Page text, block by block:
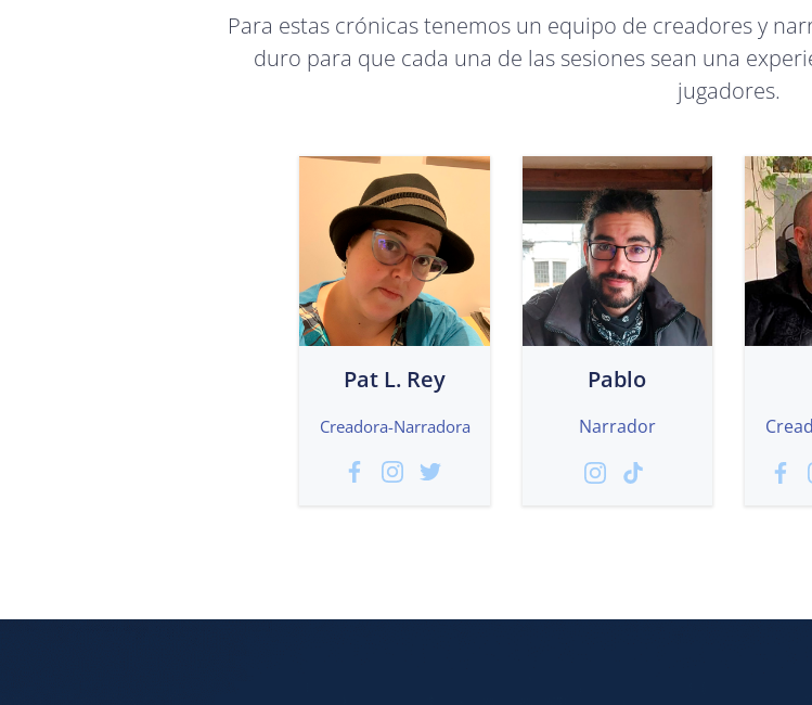
Para estas crónicas tenemos un equipo de creadores y
duro para que cada una de las sesiones sean una
jugadores.
Pat L. Rey
Creadora-Narradora
Pablo
Narrador